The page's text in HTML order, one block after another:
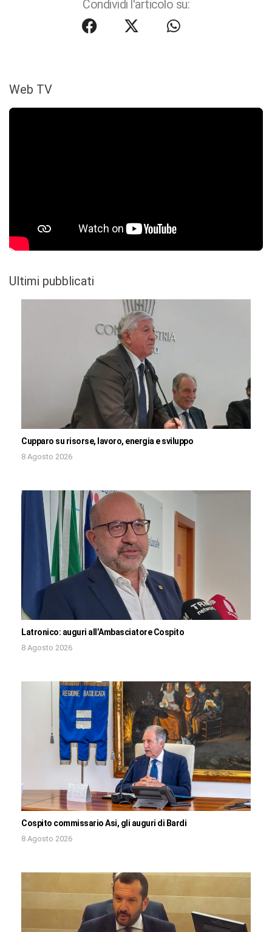
Condividi l'articolo su:
Web TV
Ultimi pubblicati
Cupparo su risorse, lavoro, energia e sviluppo
8 Agosto 2026
Latronico: auguri all’Ambasciatore Cospito
8 Agosto 2026
Cospito commissario Asi, gli auguri di Bardi
8 Agosto 2026